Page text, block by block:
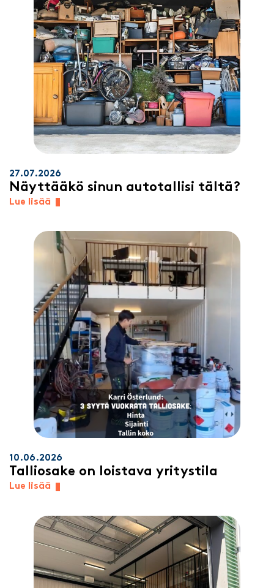
27.07.2026
Näyttääkö sinun autotallisi tältä?
Lue lisää
10.06.2026
Talliosake on loistava yritystila
Lue lisää